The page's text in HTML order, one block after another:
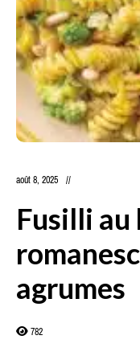
août 8, 2025
Fusilli
agrumes
782